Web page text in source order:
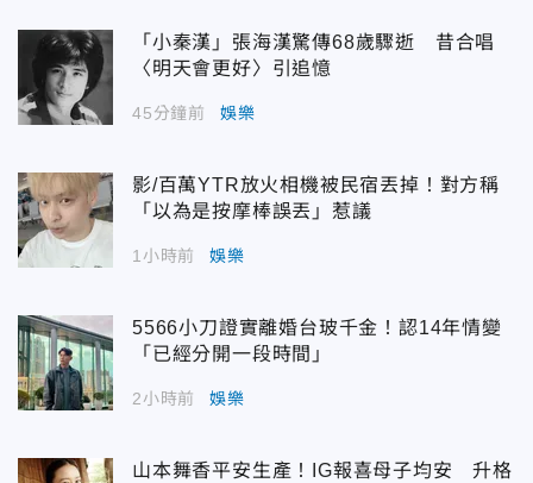
「小秦漢」張海漢驚傳68歲驟逝 昔合唱
〈明天會更好〉引追憶
45分鐘前 娛樂
影/百萬YTR放火相機被民宿丟掉！對方稱
「以為是按摩棒誤丟」惹議
1小時前 娛樂
5566小刀證實離婚台玻千金！認14年情變
「已經分開一段時間」
2小時前 娛樂
山本舞香平安生產！IG報喜母子均安 升格